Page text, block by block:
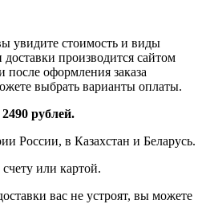
увидите стоимость и виды
доставки производится сайтом
после оформления заказа
выбрать варианты оплаты.
2490 рублей.
России, в Казахстан и Беларусь.
или картой.
вас не устроят, вы можете